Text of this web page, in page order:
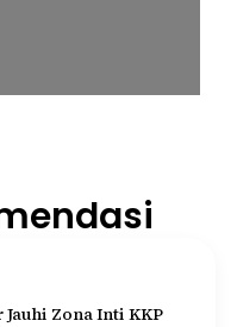
Zona Inti KKP